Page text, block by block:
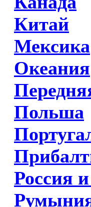
Китай
Мексика
Океания
Польша
Россия